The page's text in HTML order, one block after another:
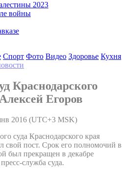
2023
войны
Спорт Фото Видео Здоровье Кухня
Краснодарского
Егоров
2016 (UTC+3 MSK)
суда Краснодарского края
свой пост. Срок его полномочий в
был прекращен в декабре
служба суда.